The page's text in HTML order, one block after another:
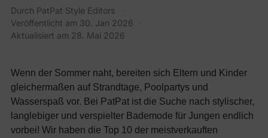
Durch PatPat Style Editors
Veröffentlicht am 30. Jan 2026
Aktualisiert am 28. Mai 2026
Wenn der Sommer naht, bereiten sich Eltern und Kinder
gleichermaßen auf Strandtage, Poolpartys und
Wasserspaß vor. Bei PatPat ist die Suche nach stylischer,
langlebiger und verspielter Bademode für Jungen endlich
vorbei! Wir haben die Top 10 der meistverkauften